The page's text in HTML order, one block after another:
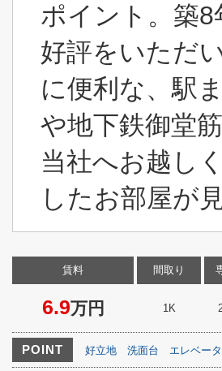
ポイント。築
好評をいただ
に便利な、駅
や地下鉄御堂
当社へお越し
したお部屋が
賃料
6.9万円
間取り
1K
POINT 好立地 洗面台 エレベー